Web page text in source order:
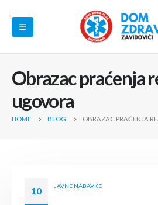
Obrazac praćenja
ugovora
HOME BLOG OBRAZAC PRAĆENJA
10 JAVNE NABAVKE